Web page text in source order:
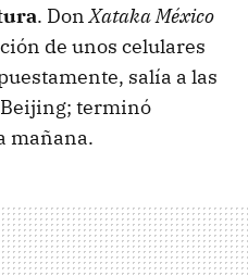
. DonXataka México
de unos celulares
salía a las
Beijing; terminó
mañana.